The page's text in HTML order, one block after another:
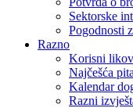
Sektorske
Pogodnosti
Razno
Korisni
Najčešća
Kalendar
Razni